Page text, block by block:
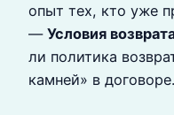
опыт тех, кто уже
— Условия
ли политика
камней» в договоре.